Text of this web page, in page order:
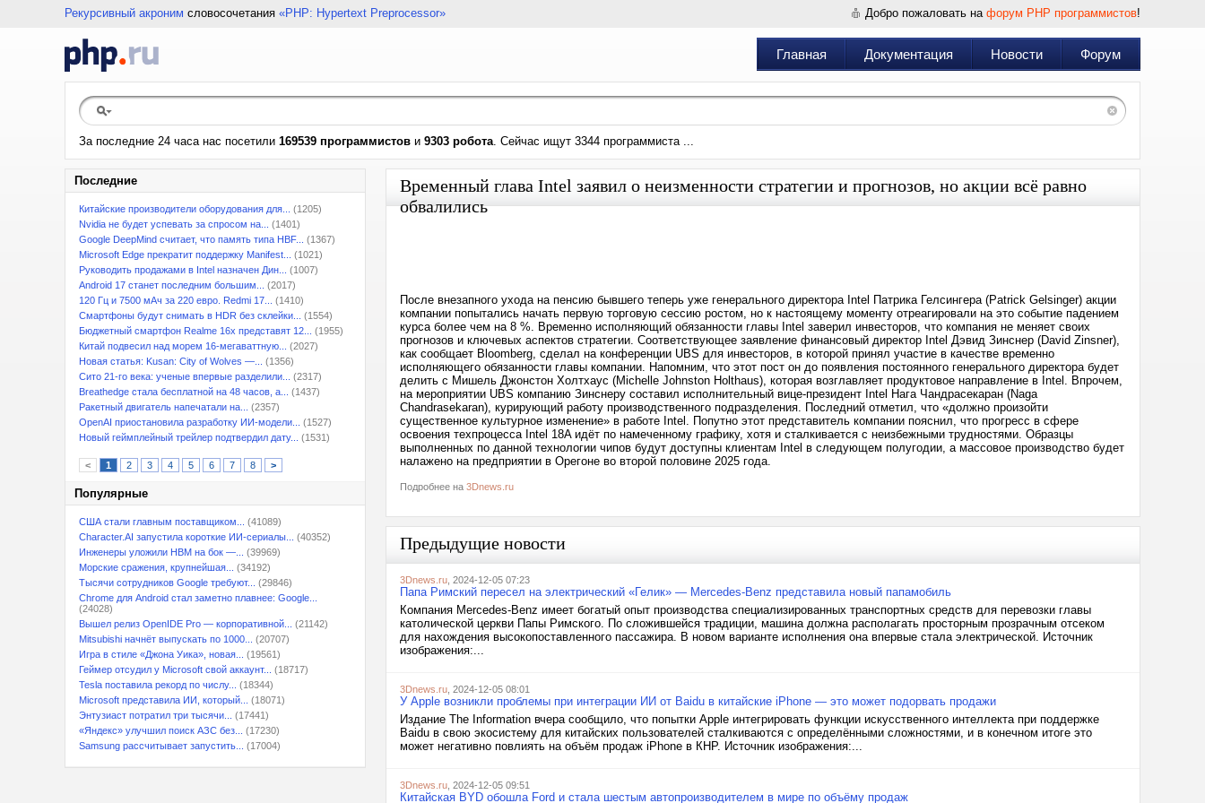
Рекурсивный акроним словосочетания «PHP: Hypertext Preprocessor» Добро пожаловать на форум PHP программистов!
Главная Документация Новости Форум
За последние 24 часа нас посетили 169539 программистов и 9303 робота. Сейчас ищут 3344 программиста ...
Последние
Китайские производители оборудования для...
(1205)
Nvidia не будет успевать за спросом на...
(1401)
Google DeepMind считает, что память типа HBF...
(1367)
Microsoft Edge прекратит поддержку Manifest...
(1021)
Руководить продажами в Intel назначен Дин...
(1007)
Android 17 станет последним большим...
(2017)
120 Гц и 7500 мАч за 220 евро. Redmi 17...
(1410)
Смартфоны будут снимать в HDR без склейки...
(1554)
Бюджетный смартфон Realme 16x представят 12...
(1955)
Китай подвесил над морем 16-мегаваттную...
(2027)
Новая статья: Kusan: City of Wolves —...
(1356)
Сито 21-го века: ученые впервые разделили...
(2317)
Breathedge стала бесплатной на 48 часов, а...
(1437)
Ракетный двигатель напечатали на...
(2357)
OpenAI приостановила разработку ИИ-модели...
(1527)
Новый геймплейный трейлер подтвердил дату...
(1531)
< 1 2 3 4 5 6 7 8 >
Популярные
США стали главным поставщиком...
(41089)
Character.AI запустила короткие ИИ-сериалы...
(40352)
Инженеры уложили HBM на бок —...
(39969)
Морские сражения, крупнейшая...
(34192)
Тысячи сотрудников Google требуют...
(29846)
Chrome для Android стал заметно плавнее: Google...
(24028)
Вышел релиз OpenIDE Pro — корпоративной...
(21142)
Mitsubishi начнёт выпускать по 1000...
(20707)
Игра в стиле «Джона Уика», новая...
(19561)
Геймер отсудил у Microsoft свой аккаунт...
(18717)
Tesla поставила рекорд по числу...
(18344)
Microsoft представила ИИ, который...
(18071)
Энтузиаст потратил три тысячи...
(17441)
«Яндекс» улучшил поиск АЗС без...
(17230)
Samsung рассчитывает запустить...
(17004)
Временный глава Intel заявил о неизменности стратегии и прогнозов, но акции всё равно
обвалились
После внезапного ухода на пенсию бывшего теперь уже генерального директора Intel Патрика Гелсингера (Patrick Gelsinger) акции
компании попытались начать первую торговую сессию ростом, но к настоящему моменту отреагировали на это событие падением
курса более чем на 8 %. Временно исполняющий обязанности главы Intel заверил инвесторов, что компания не меняет своих
прогнозов и ключевых аспектов стратегии. Соответствующее заявление финансовый директор Intel Дэвид Зинснер (David Zinsner),
как сообщает Bloomberg, сделал на конференции UBS для инвесторов, в которой принял участие в качестве временно
исполняющего обязанности главы компании. Напомним, что этот пост он до появления постоянного генерального директора будет
делить с Мишель Джонстон Холтхаус (Michelle Johnston Holthaus), которая возглавляет продуктовое направление в Intel. Впрочем,
на мероприятии UBS компанию Зинснеру составил исполнительный вице-президент Intel Нага Чандрасекаран (Naga
Chandrasekaran), курирующий работу производственного подразделения. Последний отметил, что «должно произойти
существенное культурное изменение» в работе Intel. Попутно этот представитель компании пояснил, что прогресс в сфере
освоения техпроцесса Intel 18A идёт по намеченному графику, хотя и сталкивается с неизбежными трудностями. Образцы
выполненных по данной технологии чипов будут доступны клиентам Intel в следующем полугодии, а массовое производство будет
налажено на предприятии в Орегоне во второй половине 2025 года.
Подробнее на 3Dnews.ru
Предыдущие новости
3Dnews.ru , 2024-12-05 07:23
Папа Римский пересел на электрический «Гелик» — Mercedes-Benz представила новый папамобиль
Компания Mercedes-Benz имеет богатый опыт производства специализированных транспортных средств для перевозки главы
католической церкви Папы Римского. По сложившейся традиции, машина должна располагать просторным прозрачным отсеком
для нахождения высокопоставленного пассажира. В новом варианте исполнения она впервые стала электрической. Источник
изображения:...
3Dnews.ru , 2024-12-05 08:01
У Apple возникли проблемы при интеграции ИИ от Baidu в китайские iPhone — это может подорвать продажи
Издание The Information вчера сообщило, что попытки Apple интегрировать функции искусственного интеллекта при поддержке
Baidu в свою экосистему для китайских пользователей сталкиваются с определёнными сложностями, и в конечном итоге это
может негативно повлиять на объём продаж iPhone в КНР. Источник изображения:...
3Dnews.ru , 2024-12-05 09:51
Китайская BYD обошла Ford и стала шестым автопроизводителем в мире по объёму продаж